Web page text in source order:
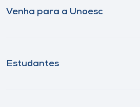
Venha para a Unoesc
Estudantes